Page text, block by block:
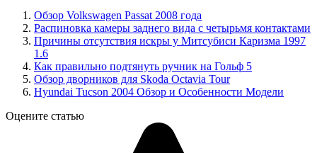
Обзор Volkswagen Passat 2008 года
Распиновка камеры заднего вида с четырьмя контактами
Причины отсутствия искры у Митсубиси Каризма 1997
1.6
Как правильно подтянуть ручник на Гольф 5
Обзор дворников для Skoda Octavia Tour
Hyundai Tucson 2004 Обзор и Особенности Модели
Оцените статью